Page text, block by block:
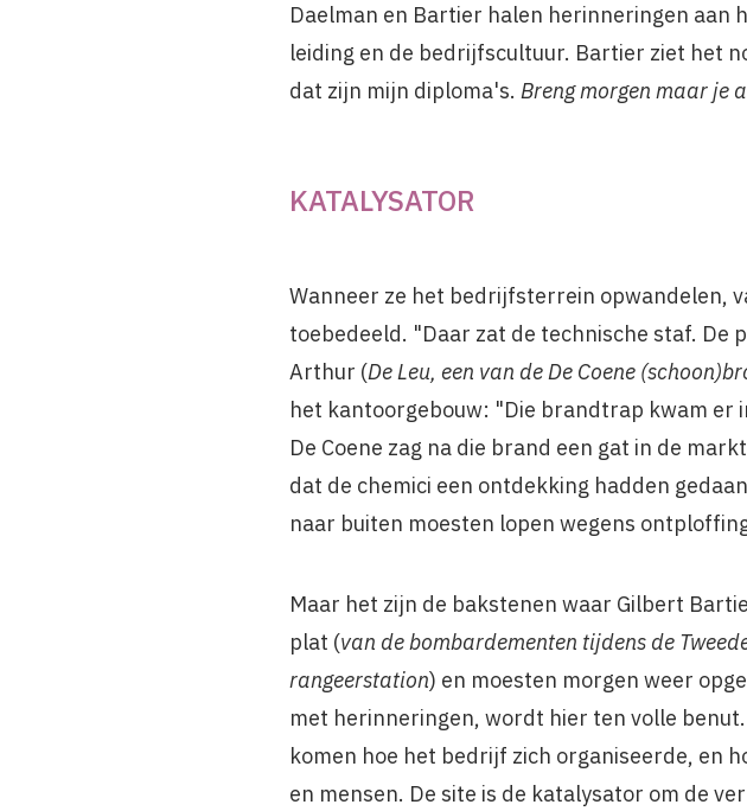
Daelman en Bartier halen herinneringen aan
leiding en de bedrijfscultuur. Bartier ziet het
dat zijn mijn diploma's. Breng morgen maar je
KATALYSATOR
Wanneer ze het bedrijfsterrein opwandelen,
toebedeeld. "Daar zat de technische staf. De
Arthur (De Leu, een van de De Coene
het kantoorgebouw: "Die brandtrap kwam er
De Coene zag na die brand een gat in de
dat de chemici een ontdekking hadden
naar buiten moesten lopen wegens
Maar het zijn de bakstenen waar Gilbert
plat (van de bombardementen tijdens de
rangeerstation) en moesten morgen weer
met herinneringen, wordt hier ten volle
komen hoe het bedrijf zich organiseerde, en
en mensen. De site is de katalysator om de